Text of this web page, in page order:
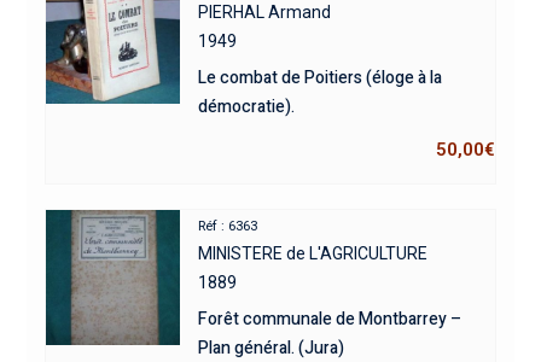
PIERHAL Armand
1949
Le combat de Poitiers (éloge à la
démocratie).
50,00€
Réf : 6363
MINISTERE de L'AGRICULTURE
1889
Forêt communale de Montbarrey –
Plan général. (Jura)